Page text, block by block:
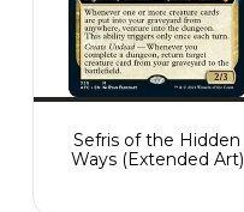
Sefris of the Hidden
Ways (Extended Art)